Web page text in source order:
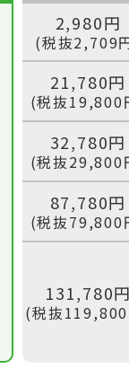
2,980円
(税抜2,709
21,780円
(税抜19,800
32,780円
(税抜29,800
87,780円
(税抜79,800
131,780
(税抜